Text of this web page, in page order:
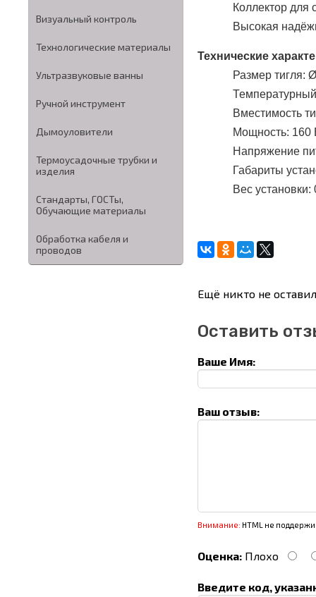
Визуальный контроль
Технологические материалы
Ультразвуковые ванны
Ручной инструмент
Дымоуловители
Термоусадочные трубки и
изделия
Стандарты, ГОСТы,
Обучающие материалы
Обработка кабеля и
проводов
Коллектор для
Высокая
Технические
Размер тигля:
Вместимость
Мощность: 160
Напряжение
Габариты
Вес установки:
Ещё никто не
Оставить
Ваше Имя:
Ваш отзыв:
Внимание: HTML не
Оценка: Плохо
Введите код,